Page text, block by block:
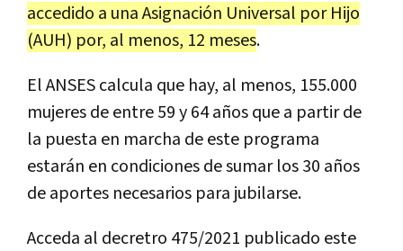
accedido a una Asignación Universal por Hijo
(AUH) por, al menos, 12 meses.
El ANSES calcula que hay, al menos, 155.000
mujeres de entre 59 y 64 años que a partir de
la puesta en marcha de este programa
estarán en condiciones de sumar los 30 años
de aportes necesarios para jubilarse.
Acceda al decretro 475/2021 publicado este